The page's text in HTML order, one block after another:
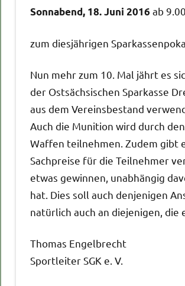
Sonnabend, 18. Juni 2016 ab
zum diesjährigen
Nun mehr zum 10. Mal jährt es
der Ostsächsischen Sparkasse
aus dem Vereinsbestand
Auch die Munition wird durch
Waffen teilnehmen. Zudem gibt
Sachpreise für die Teilnehmer
etwas gewinnen, unabhängig
hat. Dies soll auch denjenigen
natürlich auch an diejenigen, die
Thomas Engelbrecht
Sportleiter SGK e. V.